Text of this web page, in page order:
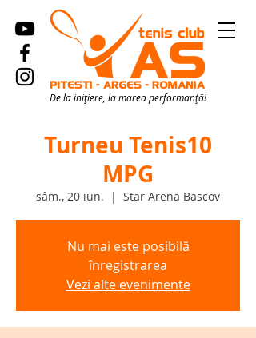
De la inițiere, la marea performanță!
Turneu Tenis10
MPG
sâm., 20 iun.
  |
Star Arena Bascov
Nu mai este posibilă
înregistrarea
Vezi alte evenimente